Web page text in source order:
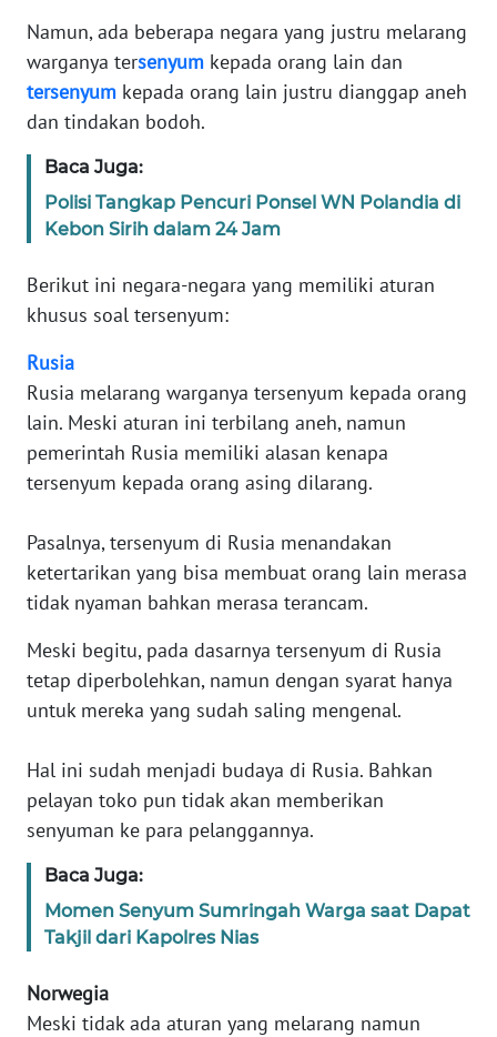
Namun, ada beberapa negara yang justru melarang
warganya tersenyum kepada orang lain dan
tersenyum kepada orang lain justru dianggap aneh
dan tindakan bodoh.
Baca Juga:
Polisi Tangkap Pencuri Ponsel WN Polandia di
Kebon Sirih dalam 24 Jam
Berikut ini negara-negara yang memiliki aturan
khusus soal tersenyum:
Rusia
Rusia melarang warganya tersenyum kepada orang
lain. Meski aturan ini terbilang aneh, namun
pemerintah Rusia memiliki alasan kenapa
tersenyum kepada orang asing dilarang.
Pasalnya, tersenyum di Rusia menandakan
ketertarikan yang bisa membuat orang lain merasa
tidak nyaman bahkan merasa terancam.
Meski begitu, pada dasarnya tersenyum di Rusia
tetap diperbolehkan, namun dengan syarat hanya
untuk mereka yang sudah saling mengenal.
Hal ini sudah menjadi budaya di Rusia. Bahkan
pelayan toko pun tidak akan memberikan
senyuman ke para pelanggannya.
Baca Juga:
Momen Senyum Sumringah Warga saat Dapat
Takjil dari Kapolres Nias
Norwegia
Meski tidak ada aturan yang melarang namun
BERITA
KONTAK
KAMI
INFO
IKLAN
KAMI
MEDIA
SIBER
REDAKSI
DISCLAIMER
News
WN
WN
JAKARTA
WN
JABAR
BANTEN